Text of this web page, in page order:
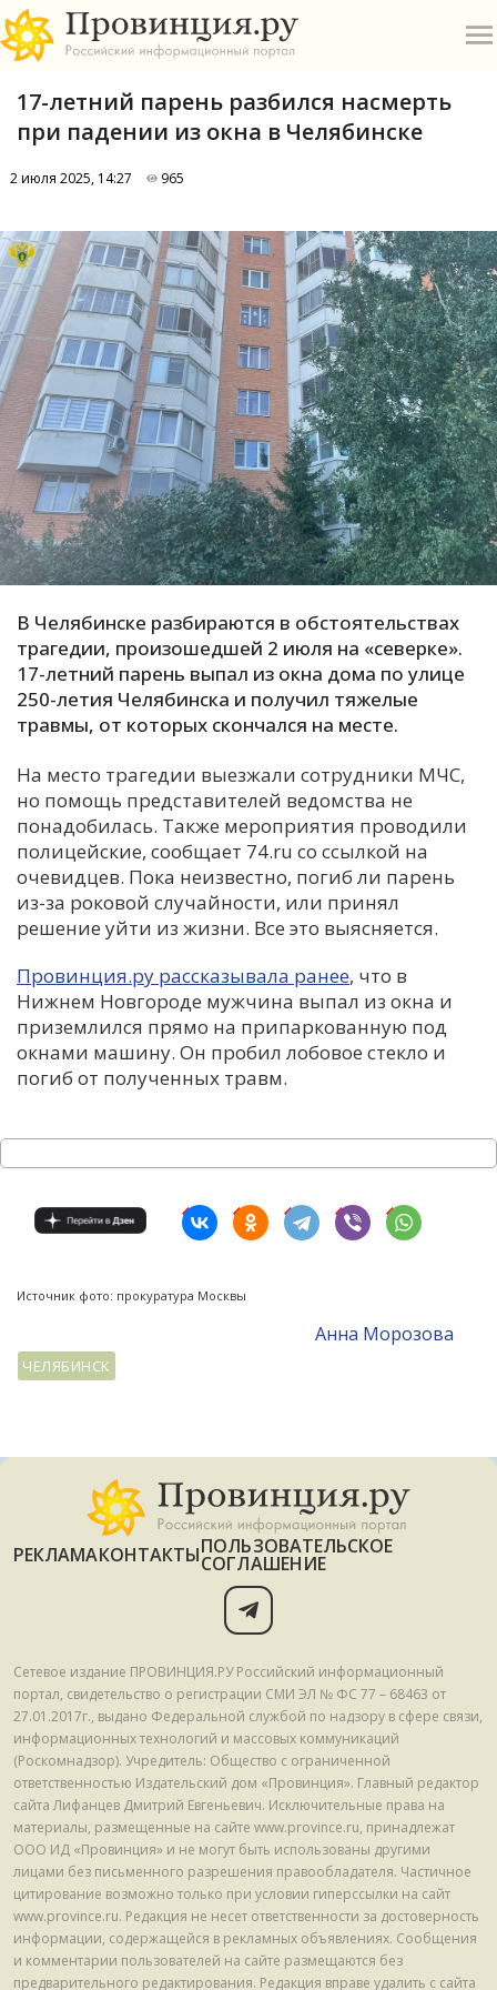
А
Б
В
Е
И
К
М
Н
О
П
Р
С
Т
Х
Ч
17-летний парень разбился насмерть
при падении из окна в Челябинске
2 июля 2025, 14:27 965
В Челябинске разбираются в обстоятельствах
трагедии, произошедшей 2 июля на «северке».
17-летний парень выпал из окна дома по улице
250-летия Челябинска и получил тяжелые
травмы, от которых скончался на месте.
На место трагедии выезжали сотрудники МЧС,
но помощь представителей ведомства не
понадобилась. Также мероприятия проводили
полицейские, сообщает 74.ru со ссылкой на
очевидцев. Пока неизвестно, погиб ли парень
из-за роковой случайности, или принял
решение уйти из жизни. Все это выясняется.
Провинция.ру рассказывала ранее, что в
Нижнем Новгороде мужчина выпал из окна и
приземлился прямо на припаркованную под
окнами машину. Он пробил лобовое стекло и
погиб от полученных травм.
Источник фото: прокуратура Москвы
Анна Морозова
ЧЕЛЯБИНСК
РЕКЛАМАКОНТАКТЫПОЛЬЗОВАТЕЛЬСКОЕ
СОГЛАШЕНИЕ
Сетевое издание ПРОВИНЦИЯ.РУ Российский информационный
портал, свидетельство о регистрации СМИ ЭЛ № ФС 77 – 68463 от
27.01.2017г., выдано Федеральной службой по надзору в сфере связи,
информационных технологий и массовых коммуникаций
(Роскомнадзор). Учредитель: Общество с ограниченной
ответственностью Издательский дом «Провинция». Главный редактор
сайта Лифанцев Дмитрий Евгеньевич. Исключительные права на
материалы, размещенные на сайте www.province.ru, принадлежат
ООО ИД «Провинция» и не могут быть использованы другими
лицами без письменного разрешения правообладателя. Частичное
цитирование возможно только при условии гиперссылки на сайт
www.province.ru. Редакция не несет ответственности за достоверность
информации, содержащейся в рекламных объявлениях. Сообщения
и комментарии пользователей на сайте размещаются без
предварительного редактирования. Редакция вправе удалить с сайта